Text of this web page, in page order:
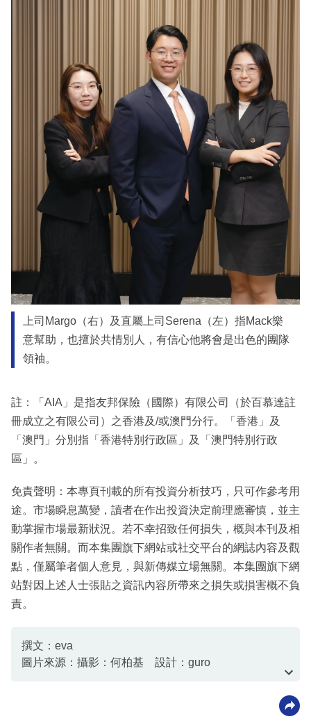
上司Margo（右）及直屬上司Serena（左）指Mack樂
意幫助，也擅於共情別人，有信心他將會是出色的團隊
領袖。
註：「AIA」是指友邦保險（國際）有限公司（於百慕達註
冊成立之有限公司）之香港及/或澳門分行。「香港」及
「澳門」分別指「香港特別行政區」及「澳門特別行政
區」。
免責聲明：本專頁刊載的所有投資分析技巧，只可作參考用
途。市場瞬息萬變，讀者在作出投資決定前理應審慎，並主
動掌握市場最新狀況。若不幸招致任何損失，概與本刊及相
關作者無關。而本集團旗下網站或社交平台的網誌內容及觀
點，僅屬筆者個人意見，與新傳媒立場無關。本集團旗下網
站對因上述人士張貼之資訊內容所帶來之損失或損害概不負
責。
撰文：eva
圖片來源：攝影：何柏基 設計：guro